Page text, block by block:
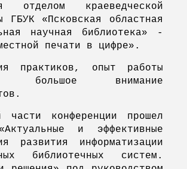
отделом краеведческой
ГБУК «Псковская областная
научная библиотека» -
печати в цифре».
практиков, опыт работы
большое внимание
части конференции прошел
и эффективные
развития информатизации
библиотечных систем.